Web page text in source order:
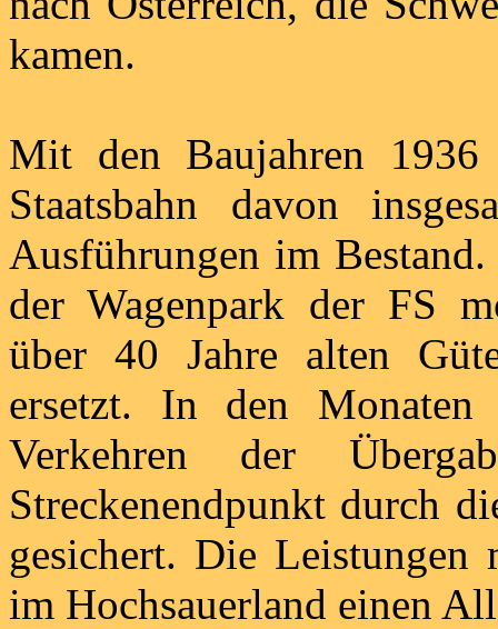
kamen.
Mit den Baujahren
Staatsbahn davon
Ausführungen im
der Wagenpark der FS
über 40 Jahre alten
ersetzt. In den
Verkehren der
Streckenendpunkt durch
gesichert. Die
im Hochsauerland einen